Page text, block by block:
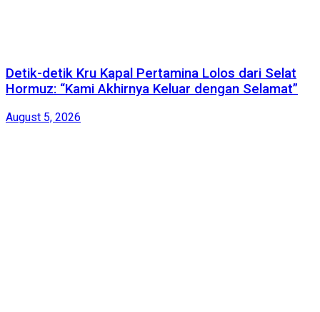
Detik-detik Kru Kapal Pertamina Lolos dari Selat
Hormuz: “Kami Akhirnya Keluar dengan Selamat”
August 5, 2026